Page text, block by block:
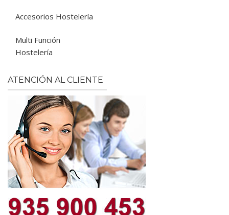
Accesorios Hostelería
Multi Función
Hostelería
ATENCIÓN AL CLIENTE